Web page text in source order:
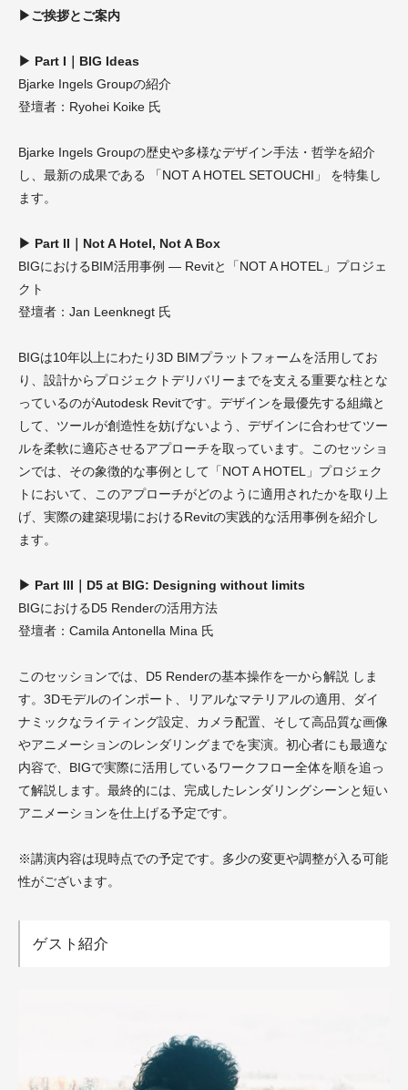
▶ご挨拶とご案内
▶ Part I｜BIG Ideas
Bjarke Ingels Groupの紹介
登壇者：Ryohei Koike 氏
Bjarke Ingels Groupの歴史や多様なデザイン手法・哲学を紹介
し、最新の成果である 「NOT A HOTEL SETOUCHI」 を特集し
ます。
▶ Part II｜Not A Hotel, Not A Box
BIGにおけるBIM活用事例 ― Revitと「NOT A HOTEL」プロジェ
クト
登壇者：Jan Leenknegt 氏
BIGは10年以上にわたり3D BIMプラットフォームを活用してお
り、設計からプロジェクトデリバリーまでを支える重要な柱とな
っているのがAutodesk Revitです。デザインを最優先する組織と
して、ツールが創造性を妨げないよう、デザインに合わせてツー
ルを柔軟に適応させるアプローチを取っています。このセッショ
ンでは、その象徴的な事例として「NOT A HOTEL」プロジェク
トにおいて、このアプローチがどのように適用されたかを取り上
げ、実際の建築現場におけるRevitの実践的な活用事例を紹介し
ます。
▶ Part III｜D5 at BIG: Designing without limits
BIGにおけるD5 Renderの活用方法
登壇者：Camila Antonella Mina 氏
このセッションでは、D5 Renderの基本操作を一から解説 しま
す。3Dモデルのインポート、リアルなマテリアルの適用、ダイ
ナミックなライティング設定、カメラ配置、そして高品質な画像
やアニメーションのレンダリングまでを実演。初心者にも最適な
内容で、BIGで実際に活用しているワークフロー全体を順を追っ
て解説します。最終的には、完成したレンダリングシーンと短い
アニメーションを仕上げる予定です。
※講演内容は現時点での予定です。多少の変更や調整が入る可能
性がございます。
ゲスト紹介